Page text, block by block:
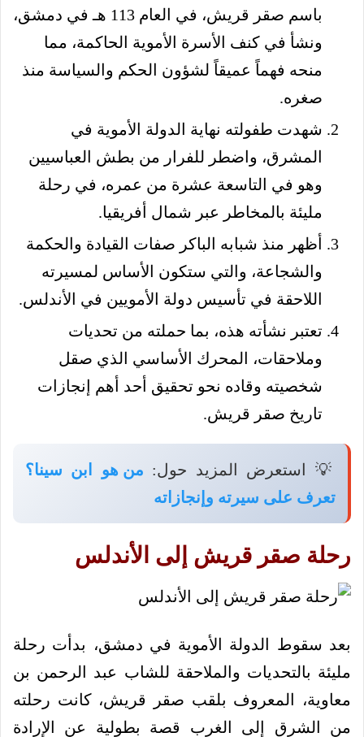
باسم صقر قريش، في العام 113 هـ في دمشق،
ونشأ في كنف الأسرة الأموية الحاكمة، مما
منحه فهماً عميقاً لشؤون الحكم والسياسة منذ
صغره.
شهدت طفولته نهاية الدولة الأموية في
المشرق، واضطر للفرار من بطش العباسيين
وهو في التاسعة عشرة من عمره، في رحلة
مليئة بالمخاطر عبر شمال أفريقيا.
أظهر منذ شبابه الباكر صفات القيادة والحكمة
والشجاعة، والتي ستكون الأساس لمسيرته
اللاحقة في تأسيس دولة الأمويين في الأندلس.
تعتبر نشأته هذه، بما حملته من تحديات
وملاحقات، المحرك الأساسي الذي صقل
شخصيته وقاده نحو تحقيق أحد أهم إنجازات
تاريخ صقر قريش.
💡 استعرض المزيد حول: من هو ابن سينا؟
تعرف على سيرته وإنجازاته
رحلة صقر قريش إلى الأندلس
بعد سقوط الدولة الأموية في دمشق، بدأت رحلة
مليئة بالتحديات والملاحقة للشاب عبد الرحمن بن
معاوية، المعروف بلقب صقر قريش، كانت رحلته
من الشرق إلى الغرب قصة بطولية عن الإرادة